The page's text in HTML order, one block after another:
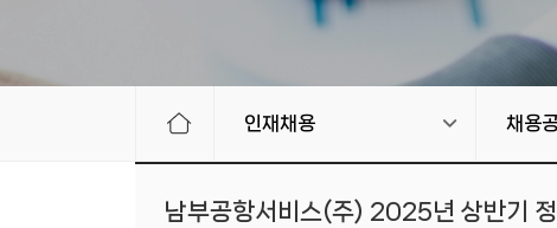
인재채용 채용
남부공항서비스(주) 2025년 상반기